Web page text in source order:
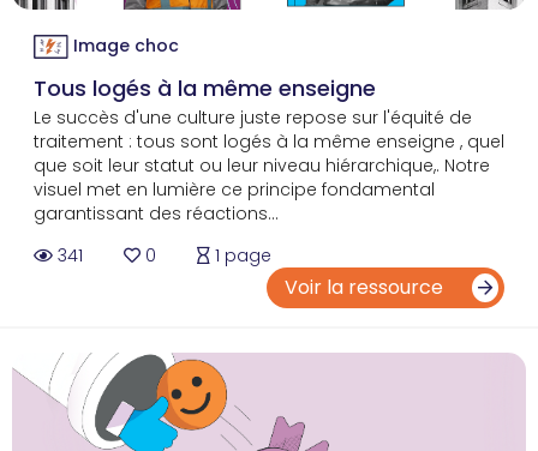
Image choc
Tous logés à la même enseigne
Le succès d'une culture juste repose sur l'équité de
traitement : tous sont logés à la même enseigne , quel
que soit leur statut ou leur niveau hiérarchique,. Notre
visuel met en lumière ce principe fondamental
garantissant des réactions...
341
0 1 page
Voir la ressource